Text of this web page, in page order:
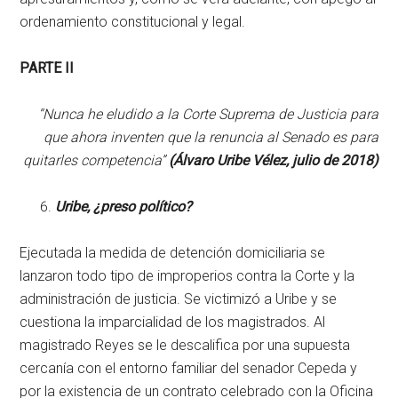
ordenamiento constitucional y legal.
PARTE II
“Nunca he eludido a la Corte Suprema de Justicia para
que ahora inventen que la renuncia al Senado es para
quitarles competencia”(Álvaro Uribe Vélez, julio de 2018)
Uribe, ¿preso político?
Ejecutada la medida de detención domiciliaria se
lanzaron todo tipo de improperios contra la Corte y la
administración de justicia. Se victimizó a Uribe y se
cuestiona la imparcialidad de los magistrados. Al
magistrado Reyes se le descalifica por una supuesta
cercanía con el entorno familiar del senador Cepeda y
por la existencia de un contrato celebrado con la Oficina